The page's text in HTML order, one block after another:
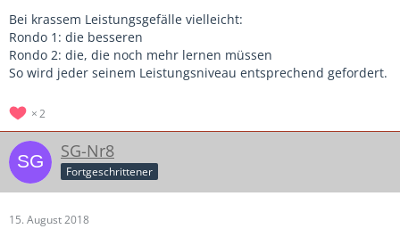
Bei krassem Leistungsgefälle vielleicht:
Rondo 1: die besseren
Rondo 2: die, die noch mehr lernen müssen
So wird jeder seinem Leistungsniveau entsprechend gefordert.
2
SG-Nr8
Fortgeschrittener
15. August 2018